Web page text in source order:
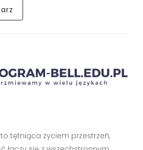
to tętniąca życiem przestrzeń,